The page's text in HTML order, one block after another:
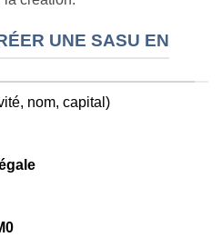
UNE SASU EN
nom, capital)